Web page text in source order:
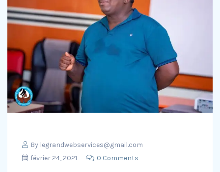
By legrandwebservices@gmail.com
février 24, 2021
0 Comments